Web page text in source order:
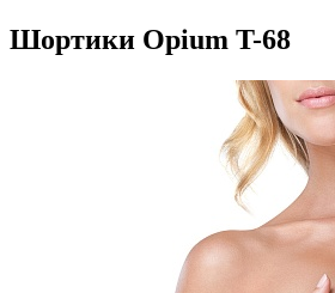
Шортики Opium T-68